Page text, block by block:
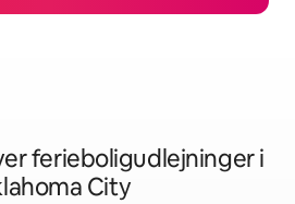
ferieboligudlejninger i
City